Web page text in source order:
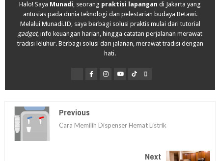
Halo! Saya Munadi, seorang praktisi lapangan di Jakarta yang
antusias pada dunia teknologi dan pelestarian budaya Betawi.
Melalui Munadi.ID, saya berbagi solusi praktis mulai dari tutorial
gadget, info keuangan harian, hingga catatan perjalanan merawat
tradisi leluhur. Berbagi solusi dari jalanan, merawat tradisi dengan
hati.
Previous
Cara Memilih Dispenser Hemat Listrik
Next